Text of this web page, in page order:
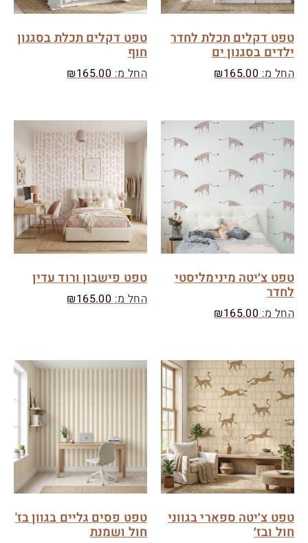
טפט דקלים תכלת לחדר
ילדים בסגנון ים
החל מ: ₪165.00
טפט דקלים תכלת בסגנון
חוף
החל מ: ₪165.00
טפט צ׳יטה מינימליסטי
לחדר
החל מ: ₪165.00
טפט פישבון ורוד עדין
החל מ: ₪165.00
טפט צ׳יטה ספארי בגווני
חול ובז׳
טפט פסים גליים בגוון בז'
חול ושמנת